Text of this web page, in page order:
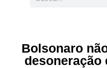
Bolsonaro
desoneração